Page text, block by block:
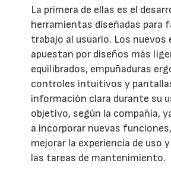
La primera de ellas es el
herramientas diseñadas para
trabajo al usuario. Los nuevos
apuestan por diseños más
equilibrados, empuñaduras
controles intuitivos y
información clara durante su
objetivo, según la compañía,
a incorporar nuevas
mejorar la experiencia de uso
las tareas de mantenimiento.